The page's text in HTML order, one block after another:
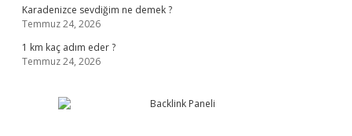
Karadenizce sevdiğim ne demek ?
Temmuz 24, 2026
1 km kaç adım eder ?
Temmuz 24, 2026